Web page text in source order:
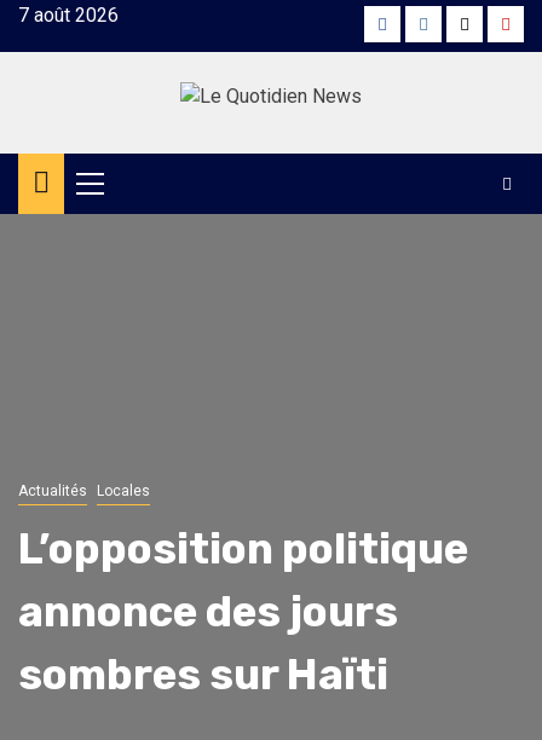
Skip7 août 2026 FacebookInstagram
Twitter
Primary
Menu
Actualités Locales
L’opposition politique
annonce des jours
sombres sur Haïti